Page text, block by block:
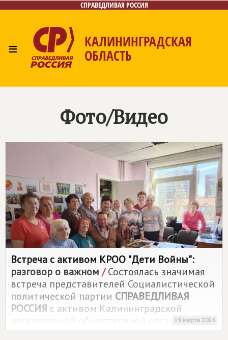
СПРАВЕДЛИВАЯ РОССИЯ
≡ КАЛИНИНГРАДСКАЯ
ОБЛАСТЬ
Контакты
Фото/Видео
Встреча с активом КРОО "Дети Войны":
разговор о важном /Состоялась значимая
встреча представителей Социалистической
политической партии СПРАВЕДЛИВАЯ
РОССИЯ с активом Калининградской
региональной общественной организации
"Дети войны".
19 марта 2026